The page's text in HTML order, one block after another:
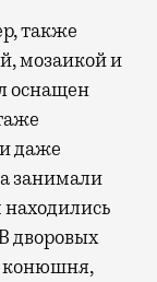
также
мозаикой и
оснащен
даже
занимали
находились
дворовых
конюшня,